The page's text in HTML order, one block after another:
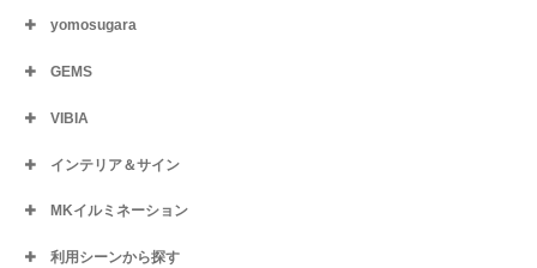
yomosugara
GEMS
VIBIA
インテリア＆サイン
MKイルミネーション
利用シーンから探す